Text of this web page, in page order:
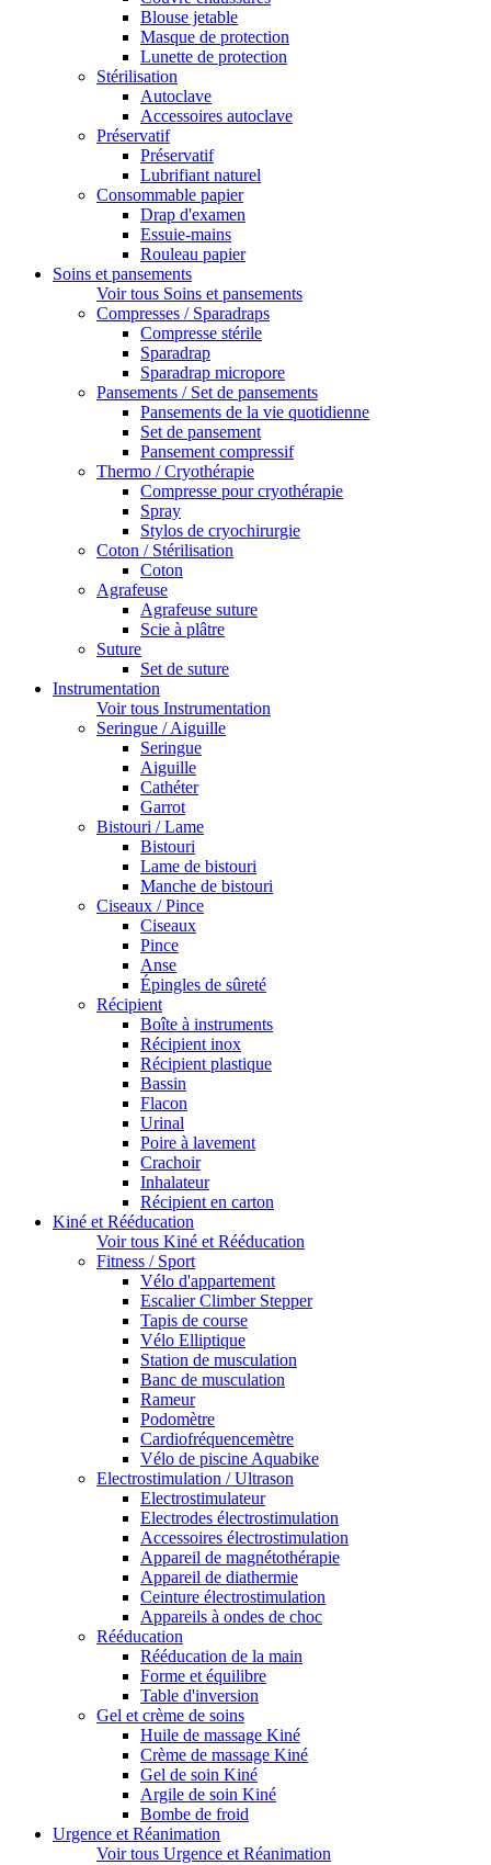
Blouse jetable
Masque de protection
Lunette de protection
Stérilisation
Autoclave
Accessoires autoclave
Préservatif
Préservatif
Lubrifiant naturel
Consommable papier
Drap d'examen
Essuie-mains
Rouleau papier
Soins et pansements
Voir tous Soins et pansements
Compresses / Sparadraps
Compresse stérile
Sparadrap
Sparadrap micropore
Pansements / Set de pansements
Pansements de la vie quotidienne
Set de pansement
Pansement compressif
Thermo / Cryothérapie
Compresse pour cryothérapie
Spray
Stylos de cryochirurgie
Coton / Stérilisation
Coton
Agrafeuse
Agrafeuse suture
Scie à plâtre
Suture
Set de suture
Instrumentation
Voir tous Instrumentation
Seringue / Aiguille
Seringue
Aiguille
Cathéter
Garrot
Bistouri / Lame
Bistouri
Lame de bistouri
Manche de bistouri
Ciseaux / Pince
Ciseaux
Pince
Anse
Épingles de sûreté
Récipient
Boîte à instruments
Récipient inox
Récipient plastique
Bassin
Flacon
Urinal
Poire à lavement
Crachoir
Inhalateur
Récipient en carton
Kiné et Rééducation
Voir tous Kiné et Rééducation
Fitness / Sport
Vélo d'appartement
Escalier Climber Stepper
Tapis de course
Vélo Elliptique
Station de musculation
Banc de musculation
Rameur
Podomètre
Cardiofréquencemètre
Vélo de piscine Aquabike
Electrostimulation / Ultrason
Electrostimulateur
Electrodes électrostimulation
Accessoires électrostimulation
Appareil de magnétothérapie
Appareil de diathermie
Ceinture électrostimulation
Appareils à ondes de choc
Rééducation
Rééducation de la main
Forme et équilibre
Table d'inversion
Gel et crème de soins
Huile de massage Kiné
Crème de massage Kiné
Gel de soin Kiné
Argile de soin Kiné
Bombe de froid
Urgence et Réanimation
Voir tous Urgence et Réanimation